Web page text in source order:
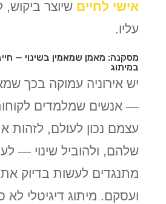
אישי לחיים שיוצר ביקוש,
עליו.
מסקנה: מאמן שמאמין בשינוי —
במיתוג
יש אירוניה עמוקה בכך
— אנשים שמלמדים
עצמם נכון לעולם, לזהות
שלהם, ולהוביל שינוי —
מתנגדים לעשות בדיוק
ועסקם. מיתוג דיגיטלי